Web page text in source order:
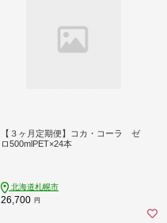
【３ヶ月定期便】コカ・コーラ ゼ
ロ500mlPET×24本
北海道札幌市
26,700 円